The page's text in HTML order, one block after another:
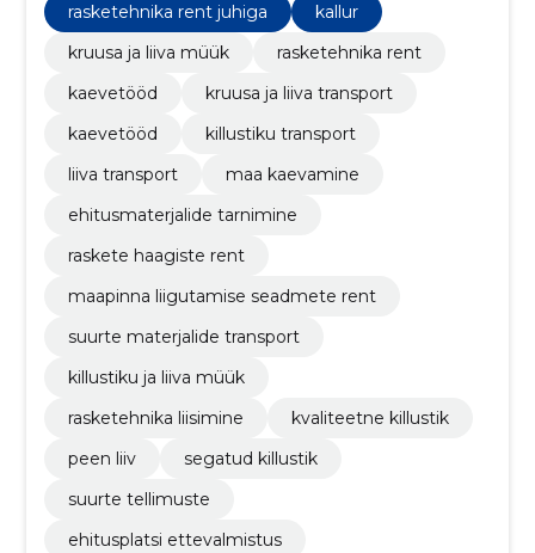
rasketehnika rent juhiga
kallur
kruusa ja liiva müük
rasketehnika rent
kaevetööd
kruusa ja liiva transport
kaevetööd
killustiku transport
liiva transport
maa kaevamine
ehitusmaterjalide tarnimine
raskete haagiste rent
maapinna liigutamise seadmete rent
suurte materjalide transport
killustiku ja liiva müük
rasketehnika liisimine
kvaliteetne killustik
peen liiv
segatud killustik
suurte tellimuste
ehitusplatsi ettevalmistus